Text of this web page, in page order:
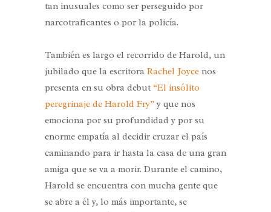
tan inusuales como ser perseguido por
narcotraficantes o por la policía.
También es largo el recorrido de Harold, un
jubilado que la escritora Rachel Joyce nos
presenta en su obra debut “El insólito
peregrinaje de Harold Fry” y que nos
emociona por su profundidad y por su
enorme empatía al decidir cruzar el país
caminando para ir hasta la casa de una gran
amiga que se va a morir. Durante el camino,
Harold se encuentra con mucha gente que
se abre a él y, lo más importante, se